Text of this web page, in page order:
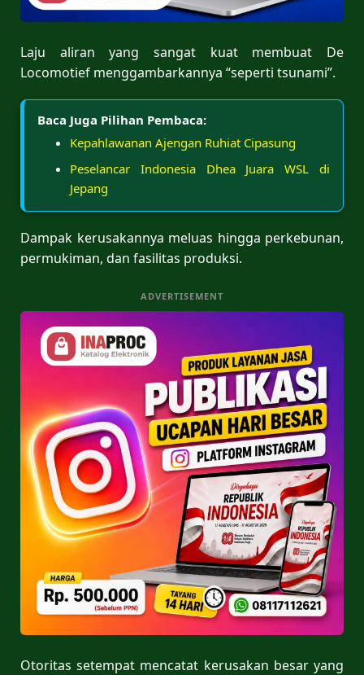
Laju aliran yang sangat kuat membuat De
Locomotief menggambarkannya “seperti tsunami”.
Baca Juga Pilihan Pembaca:
Kepahlawanan Ajengan Ruhiat Cipasung
Peselancar Indonesia Dhea Juara WSL di
Jepang
Dampak kerusakannya meluas hingga perkebunan,
permukiman, dan fasilitas produksi.
ADVERTISEMENT
Otoritas setempat mencatat kerusakan besar yang